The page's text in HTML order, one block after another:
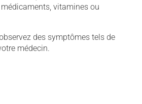
vitamines ou
des symptômes tels de
médecin.